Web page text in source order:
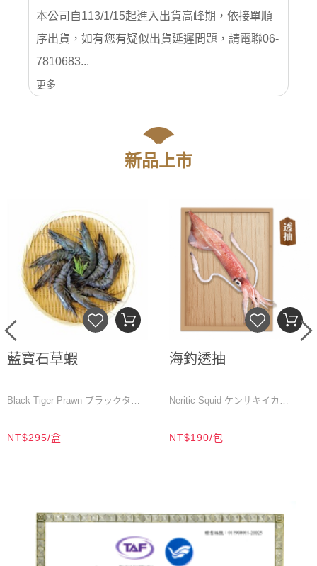
本公司自113/1/15起進入出貨高峰期，依接單順
序出貨，如有您有疑似出貨延遲問題，請電聯06-
7810683...
更多
新品上市
藍寶石草蝦
Black Tiger Prawn ブラックタイ
L／200公克／7-10尾／盒
4XL／200公克／2尾／盒
Size/Package: M (200g / 10-12
NT$295/盒
海釣透抽
Neritic Squid ケンサキイカ
150-200公克/尾
Size/Package: 150-200g / 1 piece
Size/Package: 200-250g / 1 piece
NT$190/包